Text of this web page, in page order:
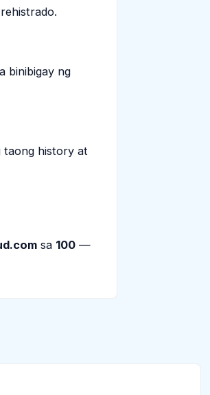
binibigay ng
taong history at
sa 100 —